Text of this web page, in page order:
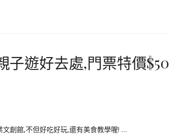
子遊好去處,門票特價$50
創館,不但好吃好玩,還有美食教學喔! …